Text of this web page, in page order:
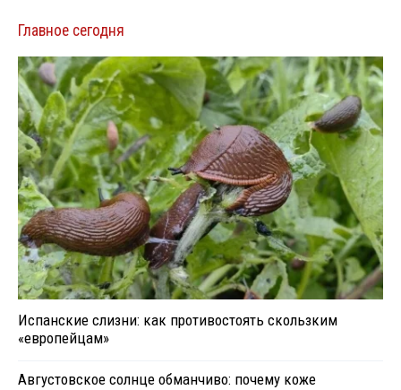
Главное сегодня
Испанские слизни: как противостоять скользким
«европейцам»
Августовское солнце обманчиво: почему коже